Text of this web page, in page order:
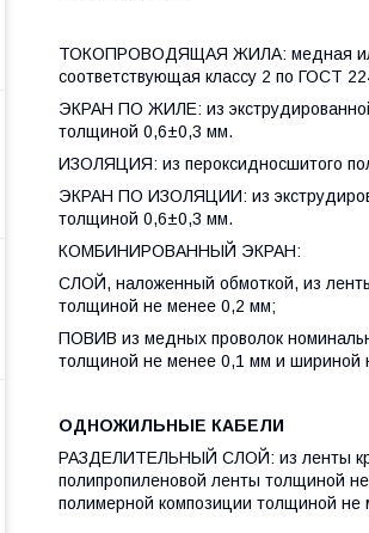
ТОКОПРОВОДЯЩАЯ ЖИЛА: медная или
соответствующая классу 2 по ГОСТ
ЭКРАН ПО ЖИЛЕ: из
толщиной 0,6±0,3 мм.
ИЗОЛЯЦИЯ: из пероксидносшитого
ЭКРАН ПО ИЗОЛЯЦИИ: из
толщиной 0,6±0,3 мм.
КОМБИНИРОВАННЫЙ ЭКРАН:
СЛОЙ, наложенный обмоткой, из
толщиной не менее 0,2 мм;
ПОВИВ из медных проволок
толщиной не менее 0,1 мм и шириной
ОДНОЖИЛЬНЫЕ КАБЕЛИ
РАЗДЕЛИТЕЛЬНЫЙ СЛОЙ: из ленты
полипропиленовой ленты толщиной
полимерной композиции толщиной не